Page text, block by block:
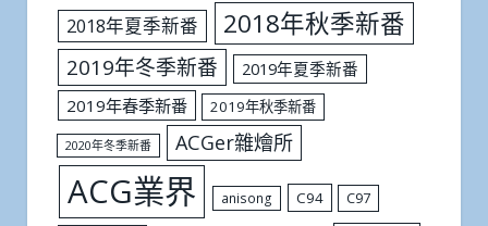
2018年夏季新番 2018年秋季新番
2019年冬季新番
2019年夏季新番
2019年春季新番
2019年秋季新番
2020年冬季新番 ACGer雜燴所
ACG業界 anisong C94 C97